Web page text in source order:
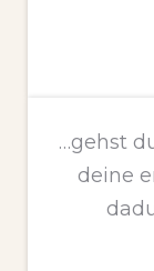
…gehst
deine